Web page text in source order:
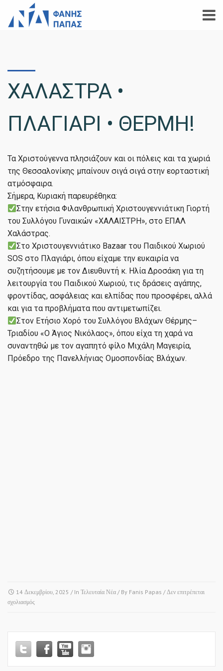
ΧΑΛΑΣΤΡΑ •
ΠΛΑΓΙΑΡΙ • ΘΕΡΜΗ!
Τα Χριστούγεννα πλησιάζουν και οι πόλεις και τα χωριά
της Θεσσαλονίκης μπαίνουν σιγά σιγά στην εορταστική
ατμόσφαιρα.
Σήμερα, Κυριακή παρευρέθηκα:
Στην ετήσια Φιλανθρωπική Χριστουγεννιάτικη Γιορτή
του Συλλόγου Γυναικών «ΧΑΛΑΙΣΤΡΗ», στο ΕΠΑΛ
Χαλάστρας.
Στο Χριστουγεννιάτικο Bazaar του Παιδικού Χωριού
SOS στο Πλαγιάρι, όπου είχαμε την ευκαιρία να
συζητήσουμε με τον Διευθυντή κ. Ηλία Δροσάκη για τη
λειτουργία του Παιδικού Χωριού, τις δράσεις αγάπης,
φροντίδας, ασφάλειας και ελπίδας που προσφέρει, αλλά
και για τα προβλήματα που αντιμετωπίζει.
Στον Ετήσιο Χορό του Συλλόγου Βλάχων Θέρμης–
Τριαδίου «Ο Άγιος Νικόλαος», όπου είχα τη χαρά να
συναντηθώ με τον αγαπητό φίλο Μιχάλη Μαγειρία,
Πρόεδρο της Πανελλήνιας Ομοσπονδίας Βλάχων.
14 Δεκεμβρίου, 2025 / In Τελευταία Νέα / By Fanis Papas /Δεν επιτρέπεται
σχολιασμόςστο
ΠΛΑΓΙΑΡΙ
•
ΘΕΡΜΗ!